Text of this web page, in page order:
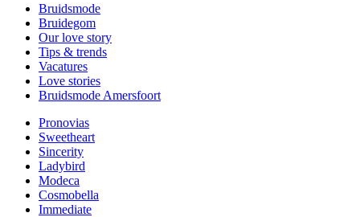
Bruidsmode
Bruidegom
Our love story
Tips & trends
Vacatures
Love stories
Bruidsmode Amersfoort
Pronovias
Sweetheart
Sincerity
Ladybird
Modeca
Cosmobella
Immediate